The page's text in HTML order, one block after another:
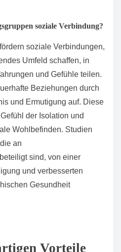
soziale Verbindung?
soziale Verbindungen,
Umfeld schaffen, in
und Gefühle teilen.
Beziehungen durch
und Ermutigung auf. Diese
der Isolation und
Wohlbefinden. Studien
an
sind, von einer
und verbesserten
Gesundheit